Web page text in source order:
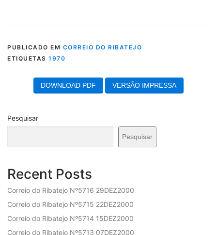
PUBLICADO EM CORREIO DO RIBATEJO
ETIQUETAS 1970
DOWNLOAD PDF VERSÃO IMPRESSA
Pesquisar
Pesquisar
Recent Posts
Correio do Ribatejo Nº5716 29DEZ2000
Correio do Ribatejo Nº5715 22DEZ2000
Correio do Ribatejo Nº5714 15DEZ2000
Correio do Ribatejo Nº5713 07DEZ2000